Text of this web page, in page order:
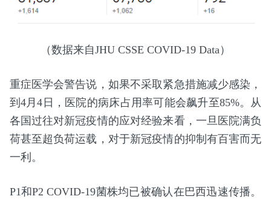
（数据来自JHU CSSE COVID-19 Data）
重症医学会警告说，如果不采取紧急措施减少感染，
到4月4日，医院的病床占用率可能会飙升至85%。从
各国过往对新冠疫情的应对经验来看，一旦医院满负
荷甚至超负荷运载，对于新冠疫情的抑制有百害而无
一利。
P1和P2 COVID-19菌株均已被确认在巴西迅速传播。